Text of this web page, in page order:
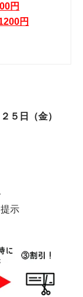
円
円
５日（金）
示